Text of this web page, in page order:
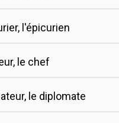
l'épicurien
le chef
le diplomate